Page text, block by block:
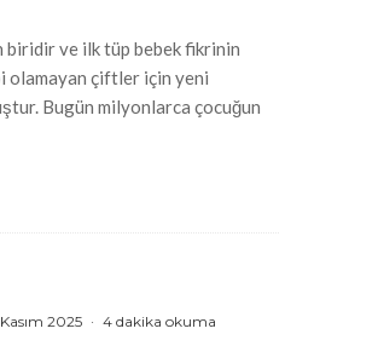
biridir ve ilk tüp bebek fikrinin
olamayan çiftler için yeni
Bugün milyonlarca çocuğun
2025 · 4 dakika okuma